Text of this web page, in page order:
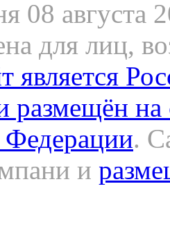
08 августа
для лиц,
является
размещён
Федерации.
и